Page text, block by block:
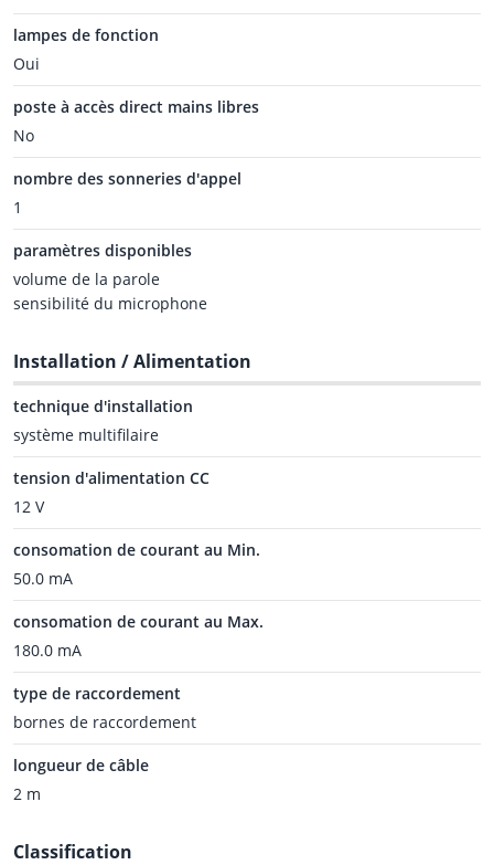
lampes de fonction
Oui
poste à accès direct mains libres
No
nombre des sonneries d'appel
1
paramètres disponibles
volume de la parole
sensibilité du microphone
Installation / Alimentation
technique d'installation
système multifilaire
tension d'alimentation CC
12 V
consomation de courant au Min.
50.0 mA
consomation de courant au Max.
180.0 mA
type de raccordement
bornes de raccordement
longueur de câble
2 m
Classification